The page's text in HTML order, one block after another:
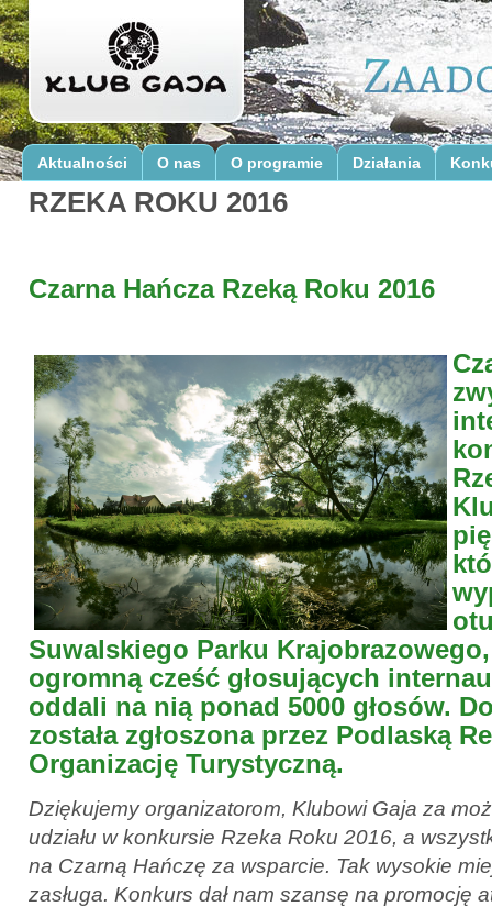
Aktualności O nas O programie Działania
RZEKA ROKU 2016
Czarna Hańcza Rzeką Roku 2016
Suwalskiego Parku Krajobrazowego,
ogromną cześć głosujących
oddali na nią ponad 5000 głosów.
została zgłoszona przez Podlaską
Organizację Turystyczną.
Dziękujemy organizatorom, Klubowi Gaja za
udziału w konkursie Rzeka Roku 2016, a
na Czarną Hańczę za wsparcie. Tak wysokie
zasługa. Konkurs dał nam szansę na promocję